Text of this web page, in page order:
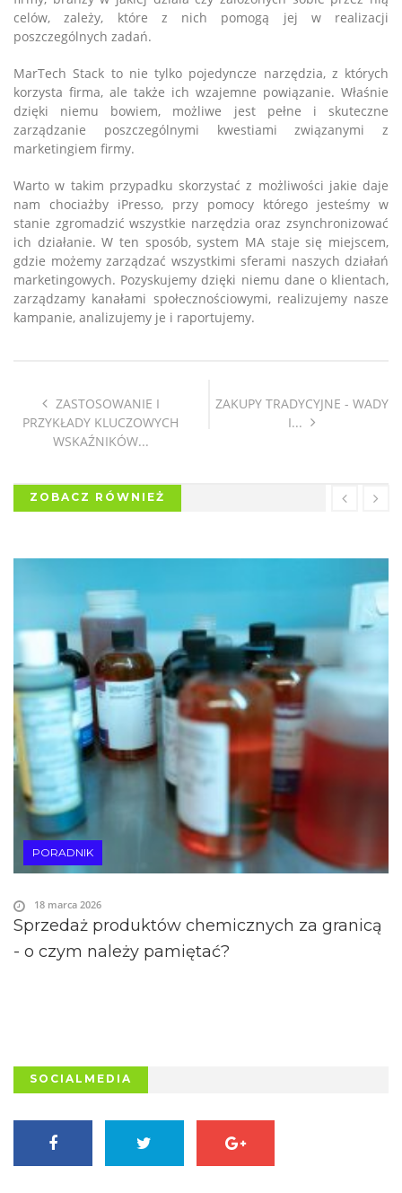
celów, zależy, które z nich pomogą jej w realizacji
poszczególnych zadań.
MarTech Stack to nie tylko pojedyncze narzędzia, z których
korzysta firma, ale także ich wzajemne powiązanie. Właśnie
dzięki niemu bowiem, możliwe jest pełne i skuteczne
zarządzanie poszczególnymi kwestiami związanymi z
marketingiem firmy.
Warto w takim przypadku skorzystać z możliwości jakie daje
nam chociażby iPresso, przy pomocy którego jesteśmy w
stanie zgromadzić wszystkie narzędzia oraz zsynchronizować
ich działanie. W ten sposób, system MA staje się miejscem,
gdzie możemy zarządzać wszystkimi sferami naszych działań
marketingowych. Pozyskujemy dzięki niemu dane o klientach,
zarządzamy kanałami społecznościowymi, realizujemy nasze
kampanie, analizujemy je i raportujemy.
ZASTOSOWANIE I
PRZYKŁADY KLUCZOWYCH
WSKAŹNIKÓW...
ZAKUPY TRADYCYJNE - WADY
I...
ZOBACZ RÓWNIEŻ
PORADNIK
Sprzedaż produktów chemicznych za granicą
- o czym należy pamiętać?
18 marca 2026
SOCIALMEDIA